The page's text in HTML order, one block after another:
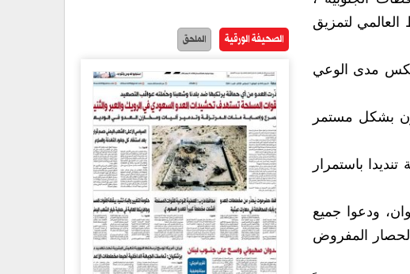
لتمزيق
تعكس مدى الوعي
يؤكدون بشكل مستمر
باستمرار
ودعوا جميع
المفروض
الصحيفة الورقية الملحق